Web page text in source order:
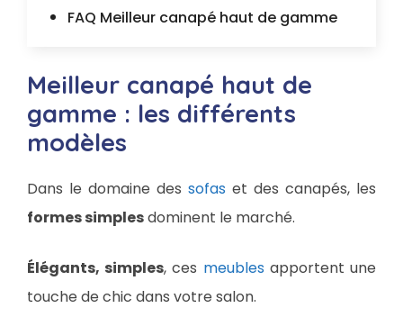
FAQ Meilleur canapé haut de gamme
Meilleur canapé haut de
gamme : les différents
modèles
Dans le domaine des sofas et des canapés, les
formes simplesdominent le marché.
Élégants, simples, ces meubles apportent une
touche de chic dans votre salon.